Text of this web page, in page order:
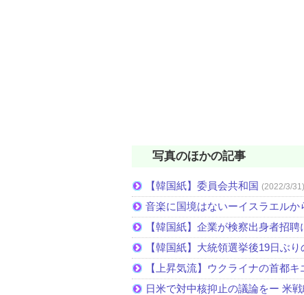
写真のほかの記事
【韓国紙】委員会共和国 (2022/3/31)
音楽に国境はないーイスラエルか
【韓国紙】企業が検察出身者招
【韓国紙】大統領選挙後19日ぶ
【上昇気流】ウクライナの首都
日米で対中核抑止の議論をー 米